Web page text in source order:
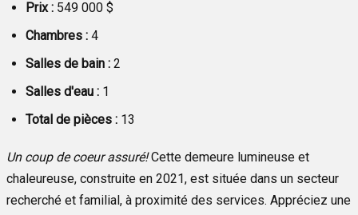
Prix : 549 000 $
Chambres : 4
Salles de bain : 2
Salles d'eau : 1
Total de pièces : 13
Un coup de coeur assuré!Cette demeure lumineuse et
chaleureuse, construite en 2021, est située dans un secteur
recherché et familial, à proximité des services. Appréciez une